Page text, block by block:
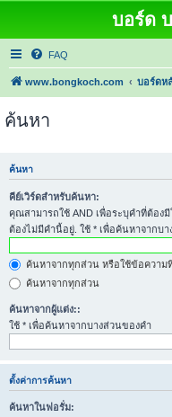
บอร์ด
FAQ
www.bongkoch.com บอร์ดห
ค้นหา
ค้นหา
คีย์เวิร์ดสำหรับค้นหา:
คุณสามารถใช้ AND เพื่อระบุคำที่ต้อง
ต้องไม่มีคำนี้อยู่. ใช้ * เพื่อค้นหาจากบ
ค้นหาจากทุกส่วน หรือใช้ข้อความ
ค้นหาจากทุกส่วน
ค้นหาจากผู้แต่ง::
ใช้ * เพื่อค้นหาจากบางส่วนของคำ
ตั้งค่าการค้นหา
ค้นหาในฟอรั่ม: